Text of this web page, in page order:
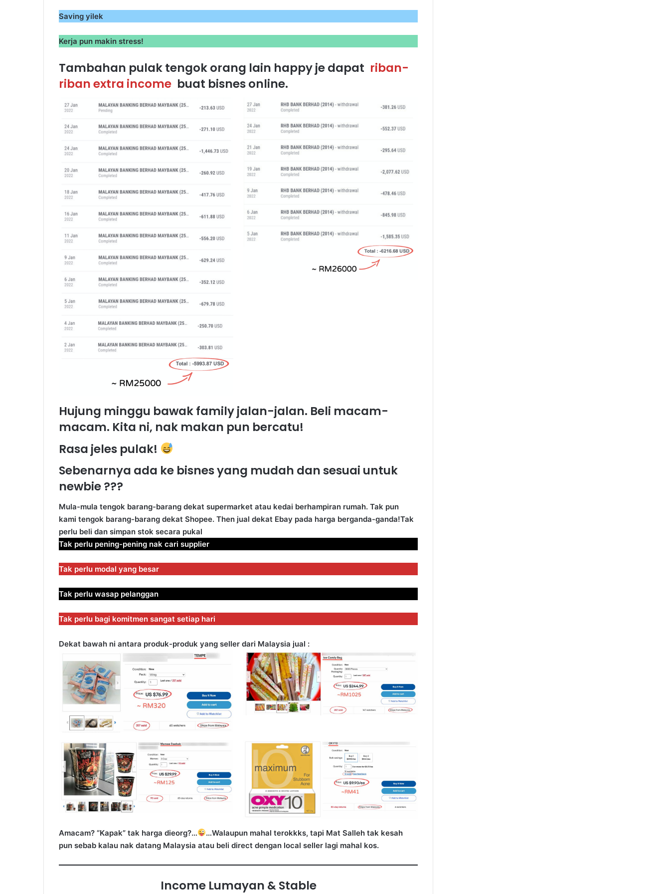
Saving yilek
Kerja pun makin stress!
Tambahan pulak tengok orang lain happy je dapat riban-
riban extra income buat bisnes online.
Hujung minggu bawak family jalan-jalan. Beli macam-
macam. Kita ni, nak makan pun bercatu!
Rasa jeles pulak!
Sebenarnya ada ke bisnes yang mudah dan sesuai untuk
newbie ???
Mula-mula tengok barang-barang dekat supermarket atau kedai berhampiran rumah. Tak pun
kami tengok barang-barang dekat Shopee. Then jual dekat Ebay pada harga berganda-ganda!Tak
perlu beli dan simpan stok secara pukal
Tak perlu pening-pening nak cari supplier
Tak perlu modal yang besar
Tak perlu wasap pelanggan
Tak perlu bagi komitmen sangat setiap hari
Dekat bawah ni antara produk-produk yang seller dari Malaysia jual :
Amacam? “Kapak” tak harga dieorg?…
…Walaupun mahal terokkks, tapi Mat Salleh tak kesah
pun sebab kalau nak datang Malaysia atau beli direct dengan local seller lagi mahal kos.
Income Lumayan & Stable